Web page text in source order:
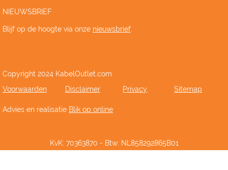
NIEUWSBRIEF
Blijf op de hoogte via onze nieuwsbrief
Copyright 2024 KabelOutlet.com
Voorwaarden
Disclaimer Privacy Sitemap
Advies en realisatie Blik op online
KvK: 70363870 - Btw: NL858292865B01